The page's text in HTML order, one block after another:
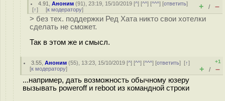
4.91 ,Аноним (91), 23:19, 15/10/2019 [^] [^^] [^^^] [ответить]
[↑] [к модератору] + / –
> без тех. поддержки Ред Хата никто свои хотелки
сделать не сможет.
Так в этом же и смысл.
3.55 ,Аноним (55), 13:23, 15/10/2019 [^] [^^] [^^^] [ответить][↑]
[к модератору]
+1
+ / –
...например, дать возможность обычному юзеру
вызывать poweroff и reboot из командной строки